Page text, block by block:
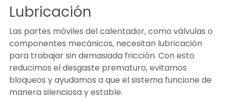
Lubricación
Las partes móviles del calentador, como válvulas o
componentes mecánicos, necesitan lubricación
para trabajar sin demasiada fricción. Con esto
reducimos el desgaste prematuro, evitamos
bloqueos y ayudamos a que el sistema funcione de
manera silenciosa y estable.